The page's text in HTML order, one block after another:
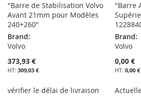
"Barre de Stabilisation Volvo
Avant 21mm pour Modèles
240+260"
Brand:
Volvo
373,93 €
309,03 €
vérifier le délai de livraison
"Barre
Brand:
Volvo
0,00 €
0,00 €